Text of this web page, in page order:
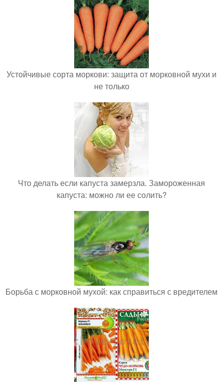
Устойчивые сорта моркови: защита от морковной мухи и
не только
Что делать если капуста замерзла. Замороженная
капуста: можно ли ее солить?
Борьба с морковной мухой: как справиться с вредителем